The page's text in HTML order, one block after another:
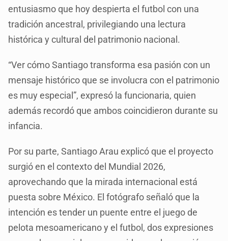
entusiasmo que hoy despierta el futbol con una
tradición ancestral, privilegiando una lectura
histórica y cultural del patrimonio nacional.
“Ver cómo Santiago transforma esa pasión con un
mensaje histórico que se involucra con el patrimonio
es muy especial”, expresó la funcionaria, quien
además recordó que ambos coincidieron durante su
infancia.
Por su parte, Santiago Arau explicó que el proyecto
surgió en el contexto del Mundial 2026,
aprovechando que la mirada internacional está
puesta sobre México. El fotógrafo señaló que la
intención es tender un puente entre el juego de
pelota mesoamericano y el futbol, dos expresiones